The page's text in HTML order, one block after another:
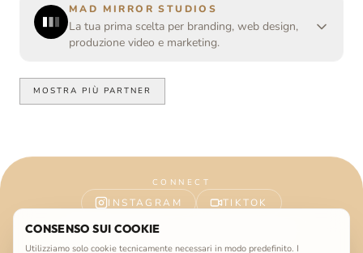
MAD MIRROR STUDIOS
La tua prima scelta per branding, web design,
produzione video e marketing.
MOSTRA PIÙ PARTNER
CONNECT
INSTAGRAM TIKTOK
TRIPADVISOR
CONSENSO SUI COOKIE
Utilizziamo solo cookie tecnicamente necessari in modo predefinito. I